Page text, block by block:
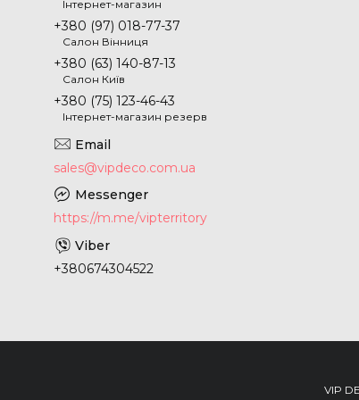
Інтернет-магазин
+380 (97) 018-77-37
Салон Вінниця
+380 (63) 140-87-13
Салон Київ
+380 (75) 123-46-43
Інтернет-магазин резерв
sales@vipdeco.com.ua
https://m.me/vipterritory
+380674304522